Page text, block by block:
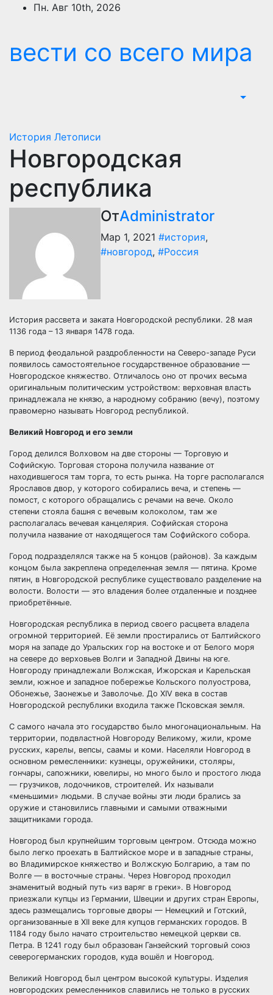
ПерейтиПн. Авг 10th, 2026
вести со всего мира
История Летописи
Новгородская
республика
ОтAdministrator
Мар 1, 2021 #история,
#новгород, #Россия
История рассвета и заката Новгородской республики. 28 мая
1136 года – 13 января 1478 года.
В период феодальной раздробленности на Северо-западе Руси
появилось самостоятельное государственное образование —
Новгородское княжество. Отличалось оно от прочих весьма
оригинальным политическим устройством: верховная власть
принадлежала не князю, а народному собранию (вечу), поэтому
правомерно называть Новгород республикой.
Великий Новгород и его земли
Город делился Волховом на две стороны — Торговую и
Софийскую. Торговая сторона получила название от
находившегося там торга, то есть рынка. На торге располагался
Ярославов двор, у которого собирались веча, и степень —
помост, с которого обращались с речами на вече. Около
степени стояла башня с вечевым колоколом, там же
располагалась вечевая канцелярия. Софийская сторона
получила название от находящегося там Софийского собора.
Город подразделялся также на 5 концов (районов). За каждым
концом была закреплена определенная земля — пятина. Кроме
пятин, в Новгородской республике существовало разделение на
волости. Волости — это владения более отдаленные и позднее
приобретённые.
Новгородская республика в период своего расцвета владела
огромной территорией. Её земли простирались от Балтийского
моря на западе до Уральских гор на востоке и от Белого моря
на севере до верховьев Волги и Западной Двины на юге.
Новгороду принадлежали Волжская, Ижорская и Карельская
земли, южное и западное побережье Кольского полуострова,
Обонежье, Заонежье и Заволочье. До XIV века в состав
Новгородской республики входила также Псковская земля.
С самого начала это государство было многонациональным. На
территории, подвластной Новгороду Великому, жили, кроме
русских, карелы, вепсы, саамы и коми. Населяли Новгород в
основном ремесленники: кузнецы, оружейники, столяры,
гончары, сапожники, ювелиры, но много было и простого люда
— грузчиков, лодочников, строителей. Их называли
«меньшими» людьми. В случае войны эти люди брались за
оружие и становились главными и самыми отважными
защитниками города.
Новгород был крупнейшим торговым центром. Отсюда можно
было легко проехать в Балтийское море и в западные страны,
во Владимирское княжество и Волжскую Болгарию, а там по
Волге — в восточные страны. Через Новгород проходил
знаменитый водный путь «из варяг в греки». В Новгород
приезжали купцы из Германии, Швеции и других стран Европы,
здесь размещались торговые дворы — Немецкий и Готский,
организованные в XII веке для купцов германских городов. В
1184 году было начато строительство немецкой церкви св.
Петра. В 1241 году был образован Ганзейский торговый союз
северогерманских городов, куда вошёл и Новгород.
Великий Новгород был центром высокой культуры. Изделия
новгородских ремесленников славились не только в русских